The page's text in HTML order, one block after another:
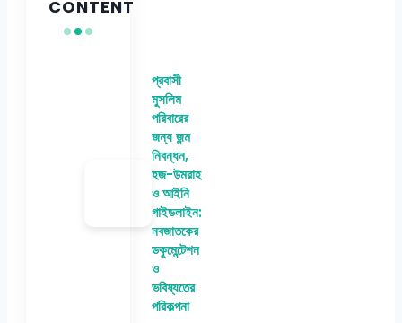
CONTENT
প্রবাসী
মুসলিম
পরিবারের
জন্য জন্ম
নিবন্ধন,
হজ-উমরাহ
ও আইনি
গাইডলাইন:
নবজাতকের
ডকুমেন্টেশন
ও
ভবিষ্যতের
পরিকল্পনা